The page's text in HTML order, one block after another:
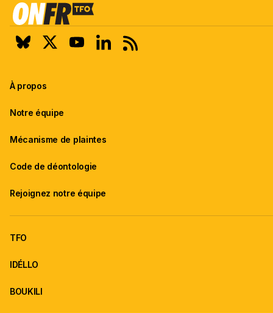
À propos
Notre équipe
Mécanisme de plaintes
Code de déontologie
Rejoignez notre équipe
TFO
IDÉLLO
BOUKILI